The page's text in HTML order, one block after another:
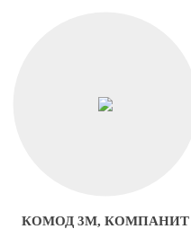
КОМОД 3М, КОМПАНИТ